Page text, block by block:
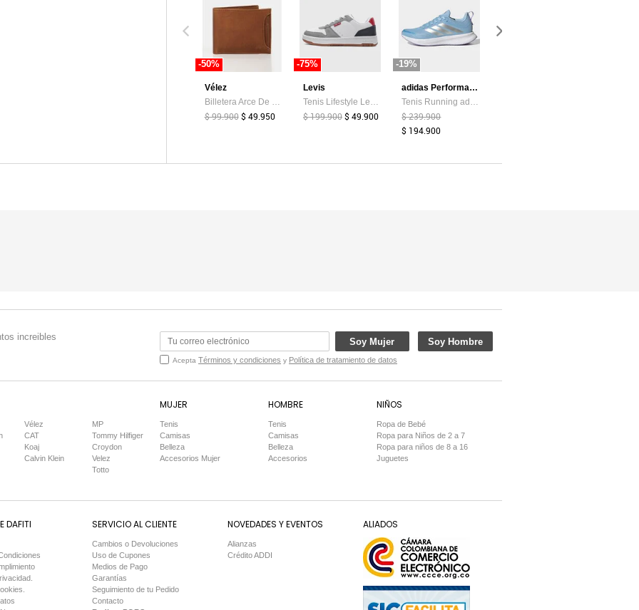
-50%
Vélez
$ 99.900 $ 49.950
-75%
Levis
$ 199.900$ 49.900
-19%
adidas Performance
$ 239.900
$ 194.900
increibles Soy Mujer Soy Hombre
Acepta Términos y condiciones y Política de tratamiento de datos
Vélez
CAT
Koaj
Calvin Klein
MP
Tommy Hilfiger
Croydon
Velez
Totto
MUJER
Tenis
Camisas
Belleza
Accesorios Mujer
HOMBRE
Tenis
Camisas
Belleza
Accesorios
NIÑOS
Ropa de Bebé
Ropa para Niños de 2 a 7
Ropa para niños de 8 a 16
Juguetes
DAFITI SERVICIO AL CLIENTE
Cambios o Devoluciones
Uso de Cupones
Medios de Pago
Garantías
Seguimiento de tu Pedido
Contacto
NOVEDADES Y EVENTOS
Alianzas
Crédito ADDI
ALIADOS